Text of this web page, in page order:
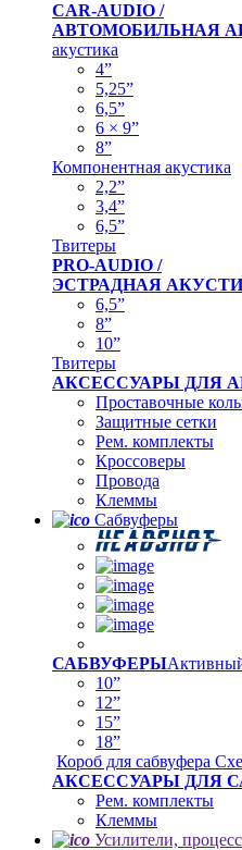
CAR-AUDIO /
АВТОМОБИЛЬНАЯ
акустика
4”
5,25”
6,5”
6 × 9”
8”
Компонентная акустика
2,2”
3,4”
6,5”
Твитеры
PRO-AUDIO /
ЭСТРАДНАЯ
6,5”
8”
10”
Твитеры
АКСЕССУАРЫ ДЛЯ
Проставочные
Защитные сетки
Рем. комплекты
Кроссоверы
Провода
Клеммы
Сабвуферы
САБВУФЕРЫ
10”
12”
15”
18”
Короб для сабвуфера
АКСЕССУАРЫ ДЛЯ
Рем. комплекты
Клеммы
Усилители,